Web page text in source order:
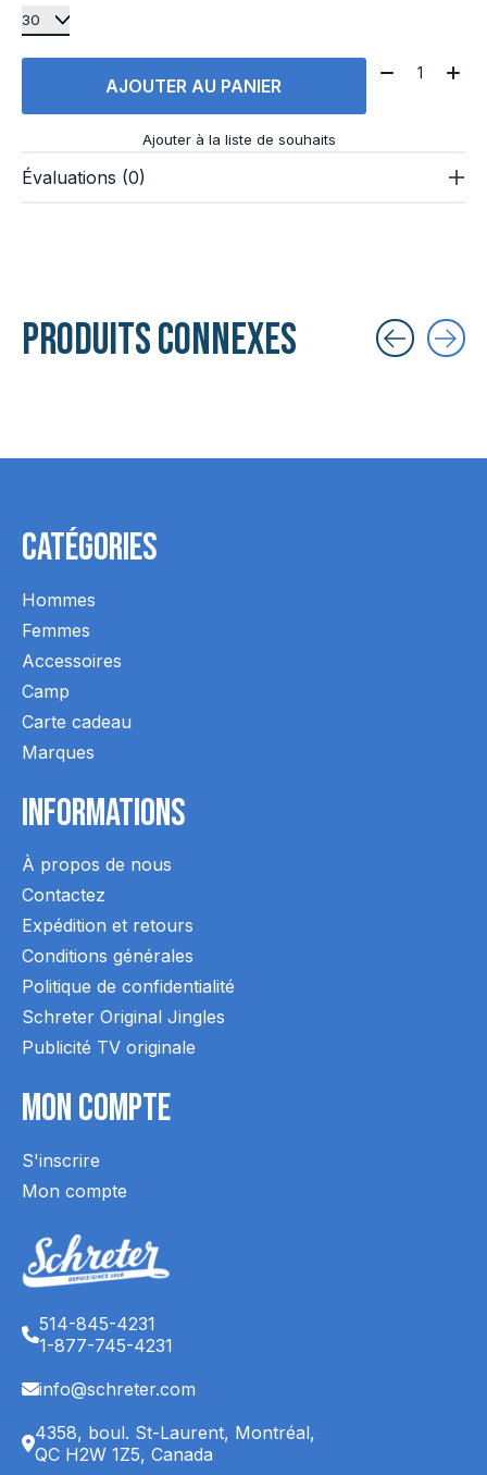
AJOUTER AU PANIER
Quantité:
Ajouter à la liste de souhaits
Évaluations (0)
Produits connexes
Catégories
Hommes
Femmes
Accessoires
Camp
Carte cadeau
Marques
Informations
À propos de nous
Contactez
Expédition et retours
Conditions générales
Politique de confidentialité
Schreter Original Jingles
Publicité TV originale
Mon Compte
S'inscrire
Mon compte
514-845-4231
1-877-745-4231
info@schreter.com
4358, boul. St-Laurent, Montréal,
QC H2W 1Z5, Canada